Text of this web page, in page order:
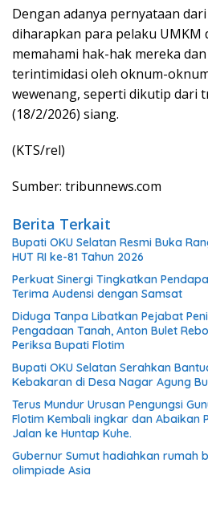
Dengan adanya pernyataan
diharapkan para pelaku UMKM
memahami hak-hak mereka
terintimidasi oleh oknum-
wewenang, seperti dikutip dari
(18/2/2026) siang.
(KTS/rel)
Sumber: tribunnews.com
Berita Terkait
Bupati OKU Selatan Resmi Buka
HUT RI ke-81 Tahun 2026
Perkuat Sinergi Tingkatkan
Terima Audensi dengan Samsat
Diduga Tanpa Libatkan Pejabat
Pengadaan Tanah, Anton Bulet
Periksa Bupati Flotim
Bupati OKU Selatan Serahkan
Kebakaran di Desa Nagar Agung
Terus Mundur Urusan Pengungsi
Flotim Kembali ingkar dan Abaikan
Jalan ke Huntap Kuhe.
Gubernur Sumut hadiahkan rumah
olimpiade Asia